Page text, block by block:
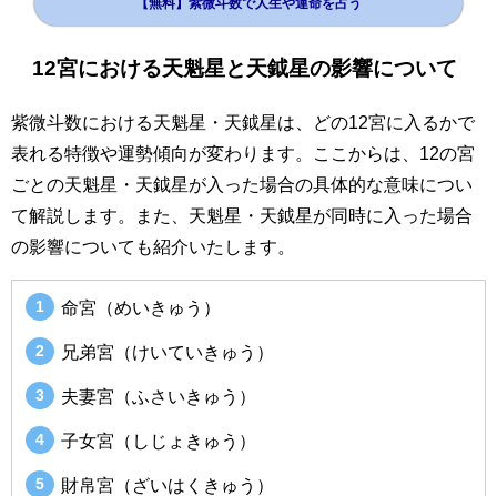
【無料】紫微斗数で人生や運命を占う
12宮における天魁星と天鉞星の影響について
紫微斗数における天魁星・天鉞星は、どの12宮に入るかで
表れる特徴や運勢傾向が変わります。ここからは、12の宮
ごとの天魁星・天鉞星が入った場合の具体的な意味につい
て解説します。また、天魁星・天鉞星が同時に入った場合
の影響についても紹介いたします。
命宮（めいきゅう）
兄弟宮（けいていきゅう）
夫妻宮（ふさいきゅう）
子女宮（しじょきゅう）
財帛宮（ざいはくきゅう）